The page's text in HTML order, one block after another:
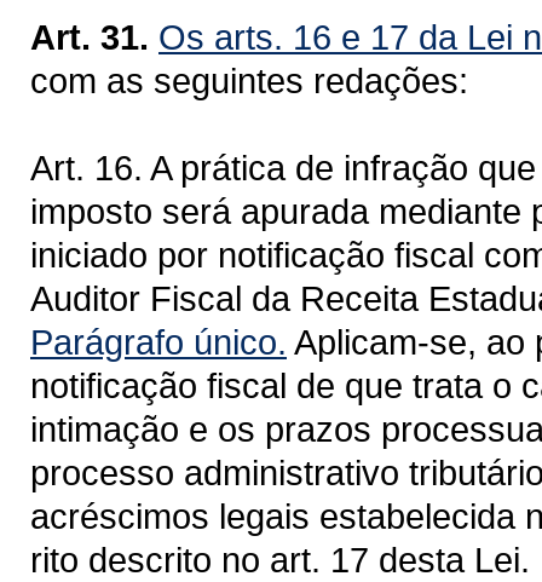
Art. 31. Os arts. 16 e 17 da Lei
com as seguintes redações:
Art. 16. A prática de infração
imposto será apurada
iniciado por notificação fiscal
Auditor Fiscal da Receita
Parágrafo único. Aplicam-se, ao
notificação fiscal de que trata o
intimação e os prazos
processo administrativo
acréscimos legais estabelecida
rito descrito no art. 17 desta Lei.